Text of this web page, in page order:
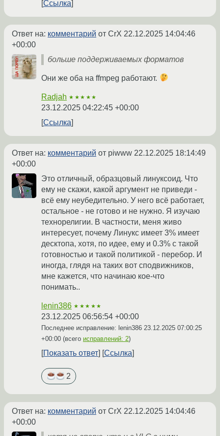
Ссылка
Ответ на: комментарий от CrX 22.12.2025 14:04:46
+00:00
больше поддерживаемых форматов
Они же оба на ffmpeg работают.
Radjah ★★★★★
23.12.2025 04:22:45 +00:00
Ссылка
Ответ на: комментарий от piwww 22.12.2025 18:14:49
+00:00
Это отличный, образцовый линуксоид. Что
ему не скажи, какой аргумент не приведи -
всё ему неубедительно. У него всё работает,
остальное - не готово и не нужно. Я изучаю
технорелигии. В частности, меня живо
интересует, почему Линукс имеет 3% имеет
десктопа, хотя, по идее, ему и 0.3% с такой
готовностью и такой политикой - перебор. И
иногда, глядя на таких вот сподвижников,
мне кажется, что начинаю кое-что
понимать..
lenin386 ★★★★★
23.12.2025 06:56:54 +00:00
Последнее исправление: lenin386 23.12.2025 07:00:25
+00:00 (всего исправлений: 2)
Показать ответ Ссылка
2
Ответ на: комментарий от CrX 22.12.2025 14:04:46
+00:00